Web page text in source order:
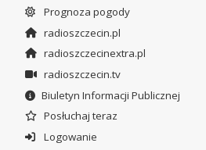
Prognoza pogody
radioszczecin.pl
radioszczecinextra.pl
radioszczecin.tv
Biuletyn Informacji Publicznej
Posłuchaj teraz
Logowanie